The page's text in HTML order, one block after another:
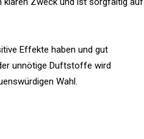
Effekte haben und gut
unnötige Duftstoffe wird
Wahl.